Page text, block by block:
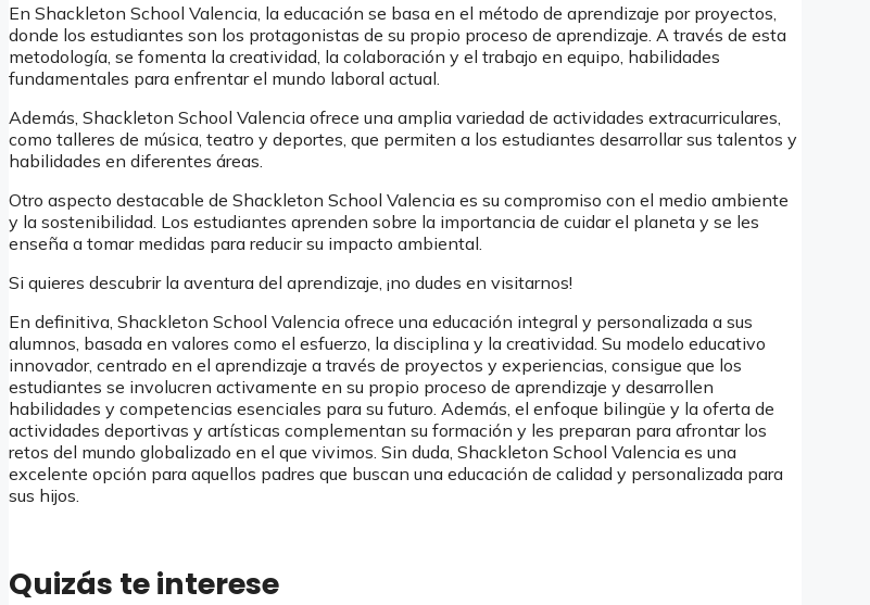
En Shackleton School Valencia, la educación se basa en el método de aprendizaje por proyectos,
donde los estudiantes son los protagonistas de su propio proceso de aprendizaje. A través de esta
metodología, se fomenta la creatividad, la colaboración y el trabajo en equipo, habilidades
fundamentales para enfrentar el mundo laboral actual.
Además, Shackleton School Valencia ofrece una amplia variedad de actividades extracurriculares,
como talleres de música, teatro y deportes, que permiten a los estudiantes desarrollar sus talentos y
habilidades en diferentes áreas.
Otro aspecto destacable de Shackleton School Valencia es su compromiso con el medio ambiente
y la sostenibilidad. Los estudiantes aprenden sobre la importancia de cuidar el planeta y se les
enseña a tomar medidas para reducir su impacto ambiental.
Si quieres descubrir la aventura del aprendizaje, ¡no dudes en visitarnos!
En definitiva, Shackleton School Valencia ofrece una educación integral y personalizada a sus
alumnos, basada en valores como el esfuerzo, la disciplina y la creatividad. Su modelo educativo
innovador, centrado en el aprendizaje a través de proyectos y experiencias, consigue que los
estudiantes se involucren activamente en su propio proceso de aprendizaje y desarrollen
habilidades y competencias esenciales para su futuro. Además, el enfoque bilingüe y la oferta de
actividades deportivas y artísticas complementan su formación y les preparan para afrontar los
retos del mundo globalizado en el que vivimos. Sin duda, Shackleton School Valencia es una
excelente opción para aquellos padres que buscan una educación de calidad y personalizada para
sus hijos.
Quizás te interese